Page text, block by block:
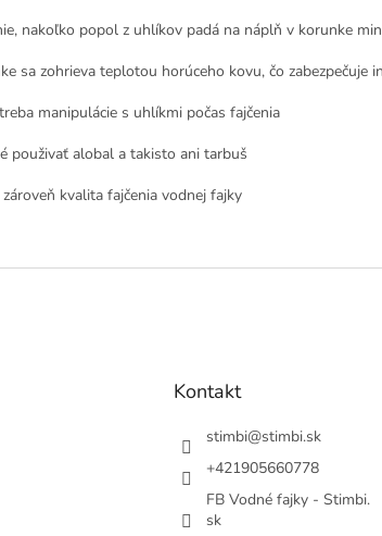
nakoľko popol z uhlíkov padá na náplň v korunke
sa zohrieva teplotou horúceho kovu, čo zabezpečuje
manipulácie s uhlíkmi počas fajčenia
použivať alobal a takisto ani tarbuš
kvalita fajčenia vodnej fajky
Kontakt
stimbi@stimbi.sk
+421905660778
FB Vodné fajky - Stimbi.
sk